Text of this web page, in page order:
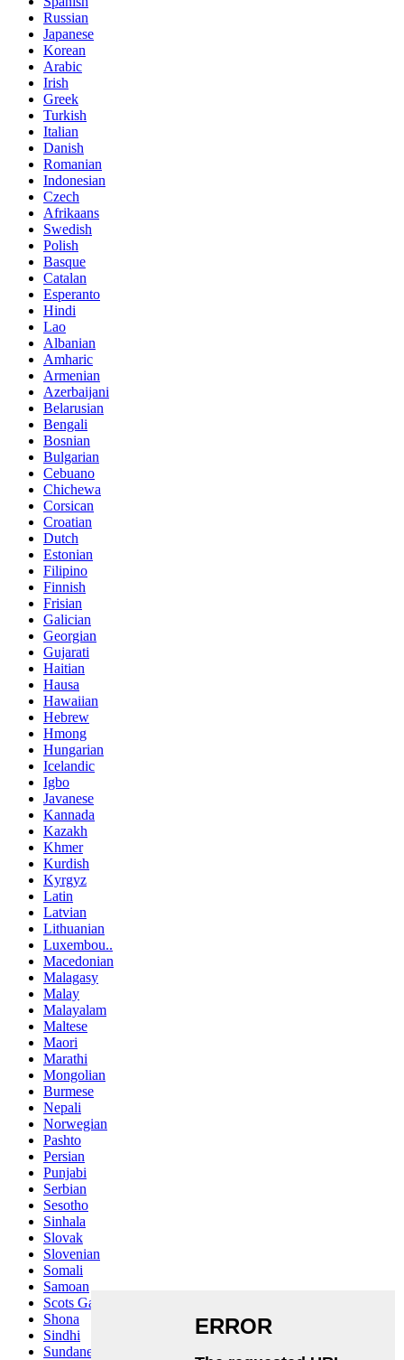
Russian
Japanese
Korean
Arabic
Irish
Greek
Turkish
Italian
Danish
Romanian
Indonesian
Czech
Afrikaans
Swedish
Polish
Basque
Catalan
Esperanto
Hindi
Lao
Albanian
Amharic
Armenian
Azerbaijani
Belarusian
Bengali
Bosnian
Bulgarian
Cebuano
Chichewa
Corsican
Croatian
Dutch
Estonian
Filipino
Finnish
Frisian
Galician
Georgian
Gujarati
Haitian
Hausa
Hawaiian
Hebrew
Hmong
Hungarian
Icelandic
Igbo
Javanese
Kannada
Kazakh
Khmer
Kurdish
Kyrgyz
Latin
Latvian
Lithuanian
Luxembou..
Macedonian
Malagasy
Malay
Malayalam
Maltese
Maori
Marathi
Mongolian
Burmese
Nepali
Norwegian
Pashto
Persian
Punjabi
Serbian
Sesotho
Sinhala
Slovak
Slovenian
Somali
Samoan
Scots Gaelic
Shona
Sindhi
Sundanese